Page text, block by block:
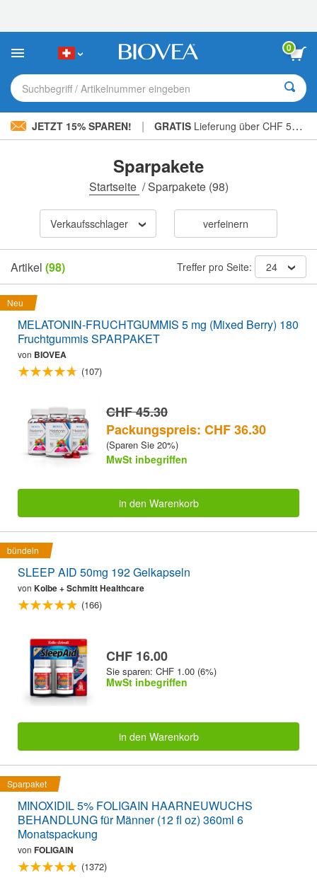
Sie:
Website
ein
Barrierefreiheitssystem.
0
Suchbegriff / Artikelnummer eingeben
JETZT 15% SPAREN! | GRATIS Lieferung über CHF 56.00 »
Sparpakete
Startseite /Sparpakete(98)
Verkaufsschlager verfeinern
Artikel (98) Treffer pro Seite: 24
Neu
MELATONIN-FRUCHTGUMMIS 5 mg (Mixed Berry) 180
Fruchtgummis SPARPAKET
von BIOVEA
(107)
CHF 45.30
Packungspreis: CHF 36.30
(Sparen Sie 20%)
MwSt inbegriffen
in den Warenkorb
bündeln
SLEEP AID 50mg 192 Gelkapseln
von Kolbe + Schmitt Healthcare
(166)
CHF 16.00
Sie sparen: CHF 1.00 (6%)
MwSt inbegriffen
in den Warenkorb
Sparpaket
MINOXIDIL 5% FOLIGAIN HAARNEUWUCHS
BEHANDLUNG für Männer (12 fl oz) 360ml 6
Monatspackung
von FOLIGAIN
(1372)